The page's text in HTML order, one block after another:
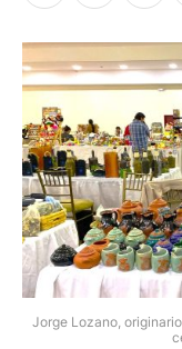
Jorge Lozano,